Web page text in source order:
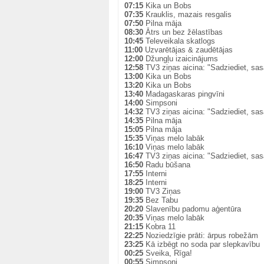
07:15Kika un Bobs
07:35Krauklis, mazais resgalis
07:50Pilna māja
08:30Ātrs un bez žēlastības
10:45Televeikala skatlogs
11:00Uzvarētājas & zaudētājas
12:00Džungļu izaicinājums
12:58TV3 ziņas aicina: "Sadziediet,
13:00Kika un Bobs
13:20Kika un Bobs
13:40Madagaskaras pingvīni
14:00Simpsoni
14:32TV3 ziņas aicina: "Sadziediet,
14:35Pilna māja
15:05Pilna māja
15:35Viņas melo labāk
16:10Viņas melo labāk
16:47TV3 ziņas aicina: "Sadziediet,
16:50Radu būšana
17:55Interni
18:25Interni
19:00TV3 Ziņas
19:35Bez Tabu
20:20Slavenību padomu aģentūra
20:35Viņas melo labāk
21:15Kobra 11
22:25Noziedzīgie prāti: ārpus robežām
23:25Kā izbēgt no soda par slepkavību
00:25Sveika, Rīga!
00:55Simpsoni